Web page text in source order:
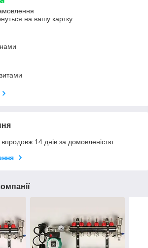
на вашу картку
14 днів за домовленістю